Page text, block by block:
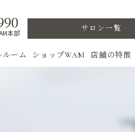
本部
サロン一覧
ルーム ショップWAM 店舗の特徴